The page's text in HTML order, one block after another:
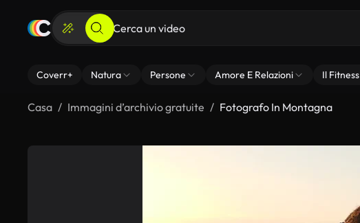
Coverr+ Natura Persone Amore E Relazioni Il Fitness
Casa Immagini d’archivio gratuite Fotografo In Montagna